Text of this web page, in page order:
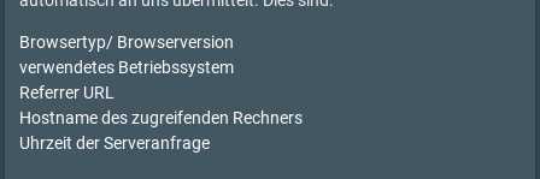
Browsertyp/ Browserversion
verwendetes Betriebssystem
Referrer URL
Hostname des zugreifenden Rechners
Uhrzeit der Serveranfrage